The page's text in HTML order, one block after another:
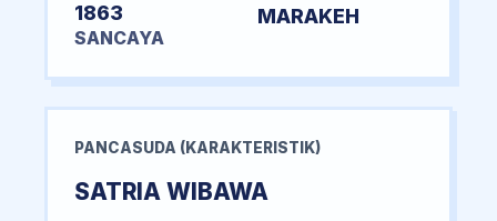
1863
SANCAYA
MARAKEH
PANCASUDA (KARAKTERISTIK)
SATRIA WIBAWA